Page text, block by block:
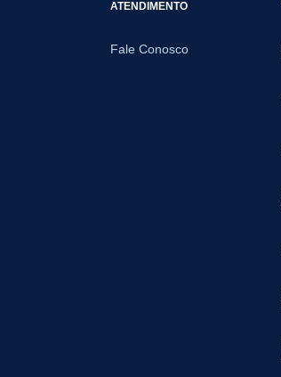
ATENDIMENTO
Fale Conosco